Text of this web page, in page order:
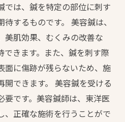
では、鍼を特定の部位に刺す
するものです。 美容鍼は、
美肌効果、むくみの改善な
できます。また、鍼を刺す際
面に傷跡が残らないため、施
できます。 美容鍼を受ける
要です。美容鍼師は、東洋医
、正確な施術を行うことがで